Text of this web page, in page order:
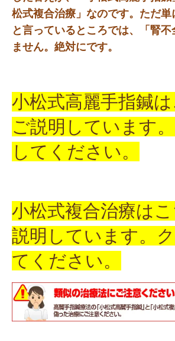
松式複合治療」なのです。ただ
と言っているところでは、「腎不
ません。絶対にです。
小松式高麗手指鍼
ご説明しています
してください。
小松式複合治療は
説明しています。
てください。